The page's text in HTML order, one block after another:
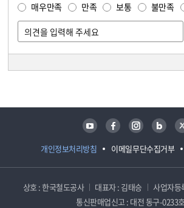
매우만족 만족 보통 불만족
개인정보처리방침 이메일무단수집거부
유튜브 페이스북 인스타그램 블로그 트위터
상호 : 한국철도공사 대표자 : 김태승
사업자등
통신판매업신고 : 대전 동구-0233호